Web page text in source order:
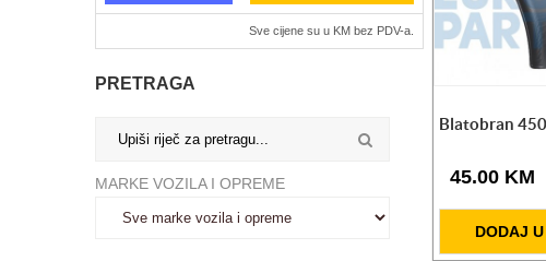
Sve cijene su u KM bez PDV-a.
PRETRAGA
MARKE VOZILA I OPREME
824.25 KM
Radioničke hidraulične prese 20t/50t
Blatobran
45.00 KM
DODAJ